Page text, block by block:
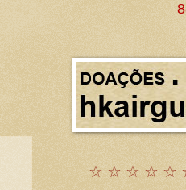
☆ ☆ ☆ ☆ ☆